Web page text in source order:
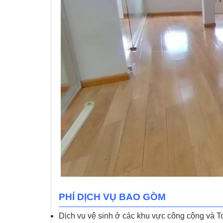
PHÍ DỊCH VỤ BAO GỒM
Dịch vụ vệ sinh ở các khu vực công cộng và